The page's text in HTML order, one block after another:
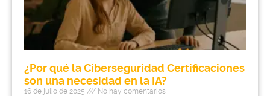
¿Por qué la Ciberseguridad Certificaciones
son una necesidad en la IA?
16 de julio de 2025 No hay comentarios